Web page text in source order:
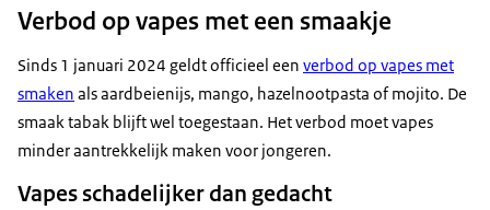
Verbod op vapes met een smaakje
Sinds 1 januari 2024 geldt officieel een verbod op vapes met
smaken als aardbeienijs, mango, hazelnootpasta of mojito. De
smaak tabak blijft wel toegestaan. Het verbod moet vapes
minder aantrekkelijk maken voor jongeren.
Vapes schadelijker dan gedacht